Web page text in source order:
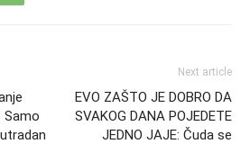
Samo
Next article
EVO ZAŠTO JE DOBRO DA
SVAKOG DANA POJEDETE
JEDNO JAJE: Čuda se